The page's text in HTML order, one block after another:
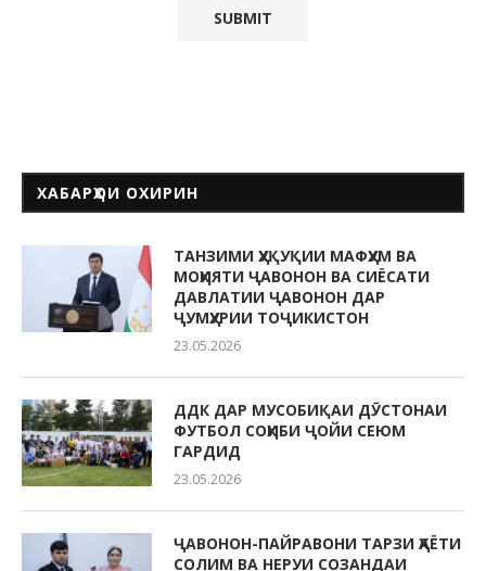
ХАБАРҲОИ ОХИРИН
ТАНЗИМИ ҲУҚУҚИИ МАФҲУМ ВА
МОҲИЯТИ ҶАВОНОН ВА СИЁСАТИ
ДАВЛАТИИ ҶАВОНОН ДАР
ҶУМҲУРИИ ТОҶИКИСТОН
23.05.2026
ДДК ДАР МУСОБИҚАИ ДӮСТОНАИ
ФУТБОЛ СОҲИБИ ҶОЙИ СЕЮМ
ГАРДИД
23.05.2026
ҶАВОНОН-ПАЙРАВОНИ ТАРЗИ ҲАЁТИ
СОЛИМ ВА НЕРУИ СОЗАНДАИ